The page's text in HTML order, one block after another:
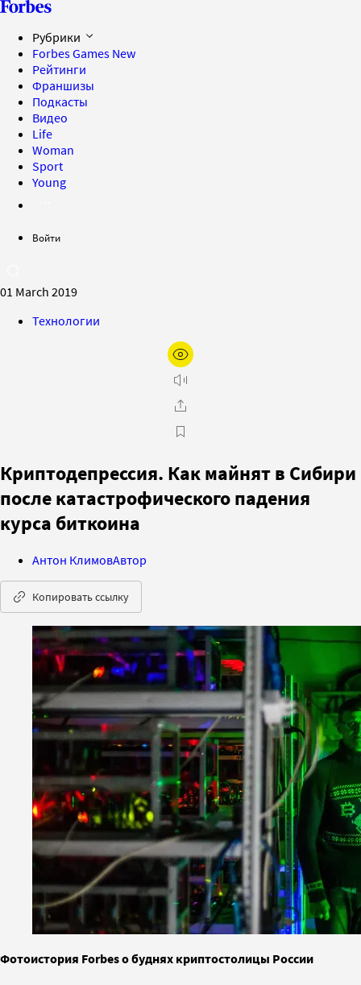
Рубрики
Forbes Games New
Рейтинги
Франшизы
Подкасты
Видео
Life
Woman
Sport
Young
Войти
01 March 2019
Технологии
Криптодепрессия. Как майнят в Сибири
после катастрофического падения
курса биткоина
Антон КлимовАвтор
Копировать ссылку
Фотоистория Forbes о буднях криптостолицы России